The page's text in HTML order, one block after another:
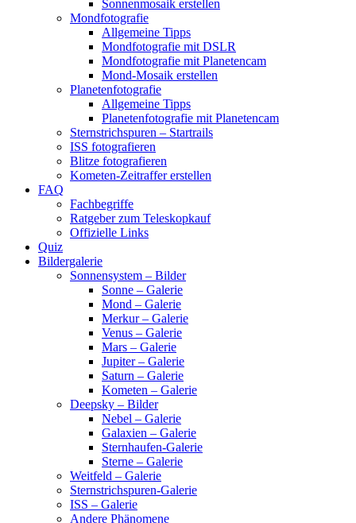
Sonnenmosaik erstellen
Mondfotografie
Allgemeine Tipps
Mondfotografie mit DSLR
Mondfotografie mit Planetencam
Mond-Mosaik erstellen
Planetenfotografie
Allgemeine Tipps
Planetenfotografie mit Planetencam
Sternstrichspuren – Startrails
ISS fotografieren
Blitze fotografieren
Kometen-Zeitraffer erstellen
FAQ
Fachbegriffe
Ratgeber zum Teleskopkauf
Offizielle Links
Quiz
Bildergalerie
Sonnensystem – Bilder
Sonne – Galerie
Mond – Galerie
Merkur – Galerie
Venus – Galerie
Mars – Galerie
Jupiter – Galerie
Saturn – Galerie
Kometen – Galerie
Deepsky – Bilder
Nebel – Galerie
Galaxien – Galerie
Sternhaufen-Galerie
Sterne – Galerie
Weitfeld – Galerie
Sternstrichspuren-Galerie
ISS – Galerie
Andere Phänomene